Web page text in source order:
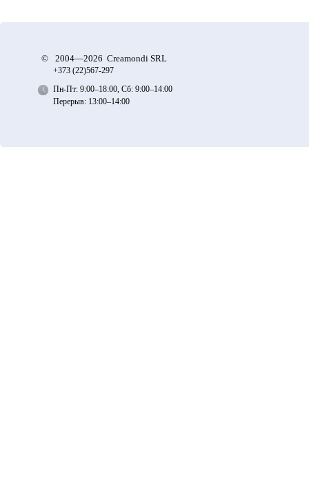
© 2004—2026 Creamondi SRL
+373 (22)567-297
Пн-Пт: 9:00–18:00, Сб: 9:00–14:00
Перерыв: 13:00–14:00